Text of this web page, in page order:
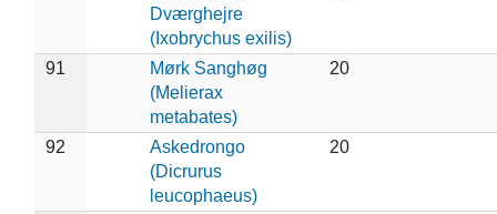
Dværghejre
(Ixobrychus exilis)
91
Mørk Sanghøg
(Melierax
metabates)
20
92
Askedrongo
(Dicrurus
leucophaeus)
20